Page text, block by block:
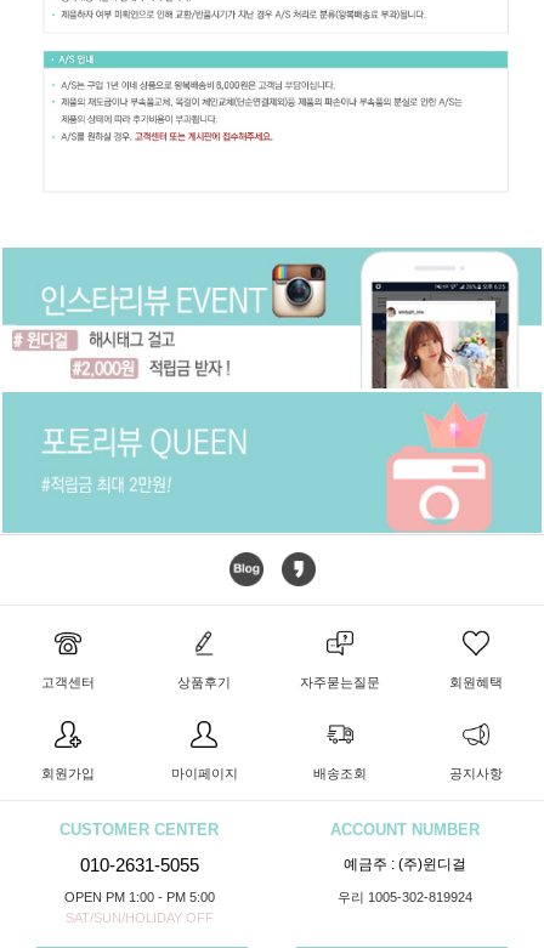
고객센터 상품후기 자주묻는질문 회원혜택
회원가입 마이페이지 배송조회 공지사항
CUSTOMER CENTER
010-2631-5055
OPEN PM 1:00 - PM 5:00
SAT/SUN/HOLIDAY OFF
ACCOUNT NUMBER
예금주 : (주)윈디걸
우리 1005-302-819924